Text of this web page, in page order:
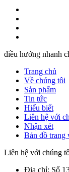
điều hướng nhanh
Trang chủ
Về chúng tôi
Sản phẩm
Tin tức
Hiểu biết
Liên hệ với
Nhận xét
Bản đồ trang
Liên hệ với chúng
Địa chỉ: Số